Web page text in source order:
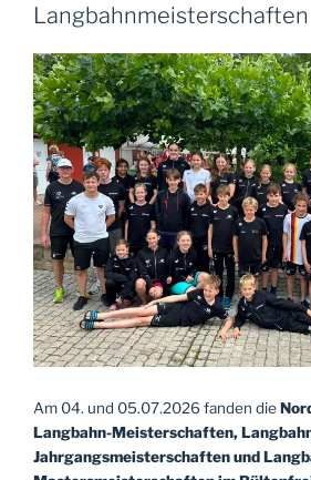
Langbahnmeisterschaften
Am 04. und 05.07.2026 fanden die
Langbahn-Meisterschaften,
Jahrgangsmeisterschaften und